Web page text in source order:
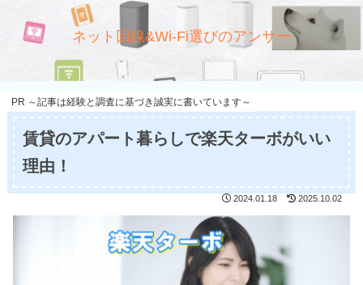
ネット回線&Wi-Fi選びのアンサー
PR ～記事は経験と調査に基づき誠実に書いています～
賃貸のアパート暮らしで楽天ターボがいい
理由！
2024.01.18 2025.10.02